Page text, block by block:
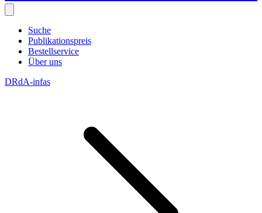
Suche
Publikationspreis
Bestellservice
Über uns
DRdA-infas